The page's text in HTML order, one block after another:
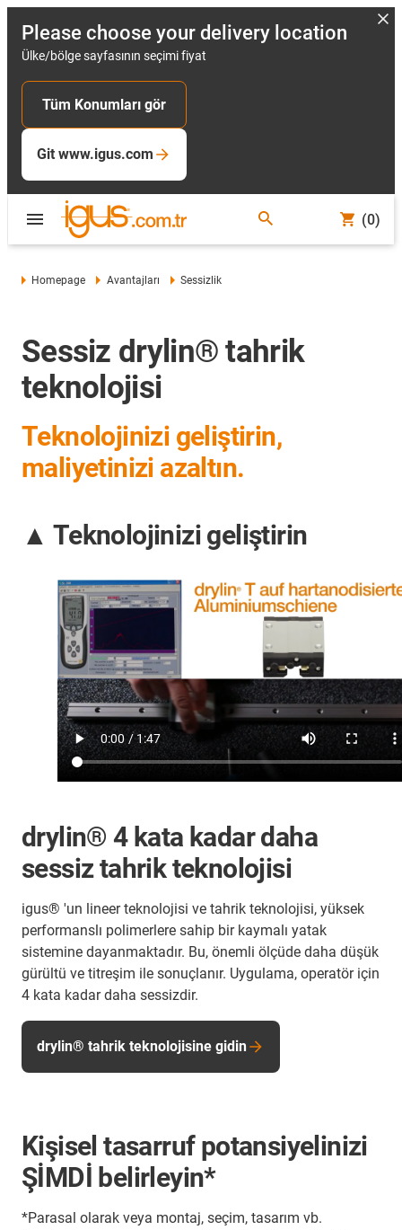
Please choose your delivery location
Ülke/bölge sayfasının seçimi fiyat
Tüm Konumları gör
Git www.igus.com
(0)
Homepage Avantajları Sessizlik
Sessiz drylin® tahrik
teknolojisi
Teknolojinizi geliştirin,
maliyetinizi azaltın.
▲ Teknolojinizi geliştirin
drylin® 4 kata kadar daha
sessiz tahrik teknolojisi
igus® 'un lineer teknolojisi ve tahrik teknolojisi, yüksek
performanslı polimerlere sahip bir kaymalı yatak
sistemine dayanmaktadır. Bu, önemli ölçüde daha düşük
gürültü ve titreşim ile sonuçlanır. Uygulama, operatör için
4 kata kadar daha sessizdir.
drylin® tahrik teknolojisine gidin
Kişisel tasarruf potansiyelinizi
ŞİMDİ belirleyin*
*Parasal olarak veya montaj, seçim, tasarım vb.